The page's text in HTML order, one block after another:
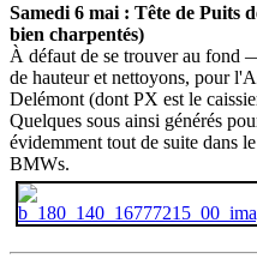
Samedi 6 mai : Tête de Puits
bien charpentés)
À défaut de se trouver au fond
de hauteur et nettoyons, pour
Delémont (dont PX est le
Quelques sous ainsi générés
évidemment tout de suite dans
BMWs.